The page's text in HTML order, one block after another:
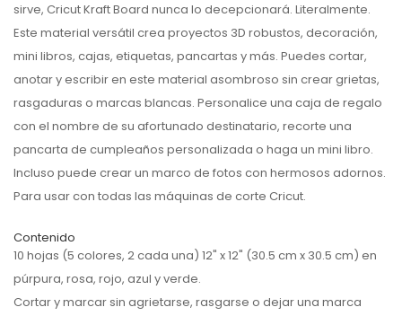
sirve, Cricut Kraft Board nunca lo decepcionará. Literalmente.
Este material versátil crea proyectos 3D robustos, decoración,
mini libros, cajas, etiquetas, pancartas y más. Puedes cortar,
anotar y escribir en este material asombroso sin crear grietas,
rasgaduras o marcas blancas. Personalice una caja de regalo
con el nombre de su afortunado destinatario, recorte una
pancarta de cumpleaños personalizada o haga un mini libro.
Incluso puede crear un marco de fotos con hermosos adornos.
Para usar con todas las máquinas de corte Cricut.
Contenido
10 hojas (5 colores, 2 cada una) 12" x 12" (30.5 cm x 30.5 cm) en
púrpura, rosa, rojo, azul y verde.
Cortar y marcar sin agrietarse, rasgarse o dejar una marca